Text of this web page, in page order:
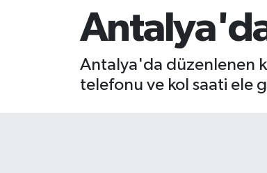
Antalya'da
Antalya'da düzenlenen
telefonu ve kol saati ele
EKONOMİ